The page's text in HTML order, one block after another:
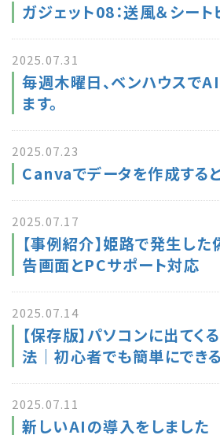
ガジェット08：送風＆シート
2025.07.31
毎週木曜日、ベンハウスで
ます。
2025.07.23
Canvaでデータを作成する
2025.07.17
【事例紹介】姫路で発生
告画面とPCサポート対応
2025.07.14
【保存版】パソコンに出て
法｜初心者でも簡単にでき
2025.07.11
新しいAIの導入をしました